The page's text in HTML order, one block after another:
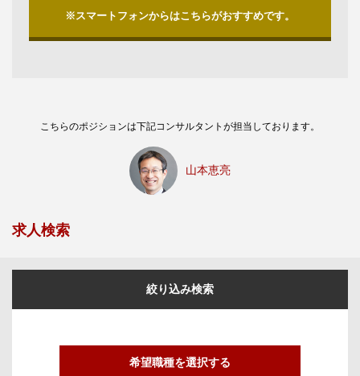
※スマートフォンからはこちらがおすすめです。
こちらのポジションは下記コンサルタントが担当しております。
山本恵亮
求人検索
絞り込み検索
希望職種を選択する